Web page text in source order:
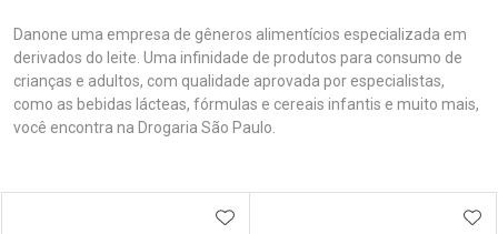
Danone uma empresa de gêneros alimentícios especializada em
derivados do leite. Uma infinidade de produtos para consumo de
crianças e adultos, com qualidade aprovada por especialistas,
como as bebidas lácteas, fórmulas e cereais infantis e muito mais,
você encontra na Drogaria São Paulo.
ADICIONAR AOS FAVORITOS